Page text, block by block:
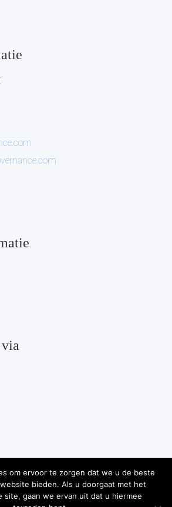
Governance -Algemene Voorwaarden
om ervoor te zorgen dat we u de beste
bieden. Als u doorgaat met het
site, gaan we ervan uit dat u hiermee